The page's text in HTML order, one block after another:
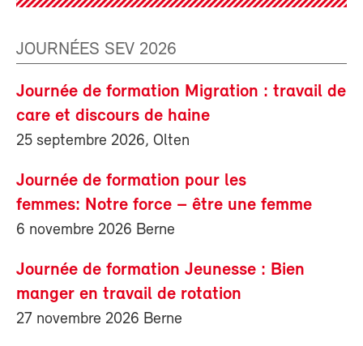
JOURNÉES SEV 2026
Journée de formation Migration : travail de
care et discours de haine
25 septembre 2026, Olten
Journée de formation pour les
femmes: Notre force – être une femme
6 novembre 2026 Berne
Journée de formation Jeunesse : Bien
manger en travail de rotation
27 novembre 2026 Berne